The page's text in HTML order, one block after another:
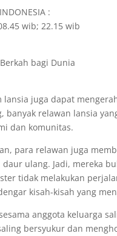
:
wib; 22.15 wib
bagi Dunia
juga dapat
banyak relawan lansia
dan komunitas.
para relawan juga
ulang. Jadi, mereka
tidak melakukan
kisah-kisah yang
anggota keluarga
bersyukur dan